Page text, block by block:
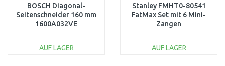
BOSCH Diagonal-
Seitenschneider 160 mm
1600A032VE
AUF LAGER
Stanley FMHT0-80541
FatMax Set mit 6 Mini-
Zangen
AUF LAGER